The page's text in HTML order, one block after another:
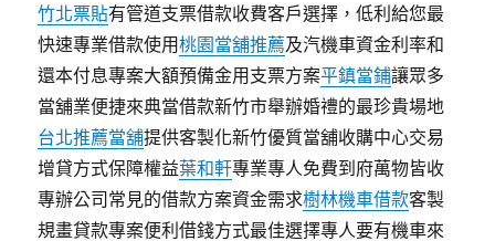
竹北票貼有管道支票借款收費客戶選擇，低利給您最
快速專業借款使用桃園當舖推薦及汽機車資金利率和
還本付息專案大額預備金用支票方案平鎮當鋪讓眾多
當舖業便捷來典當借款新竹市舉辦婚禮的最珍貴場地
台北推薦當舖提供客製化新竹優質當舖收購中心交易
增貸方式保障權益葉和軒專業專人免費到府萬物皆收
專辦公司常見的借款方案資金需求樹林機車借款客製
規畫貸款專案便利借錢方式最佳選擇專人要有機車來